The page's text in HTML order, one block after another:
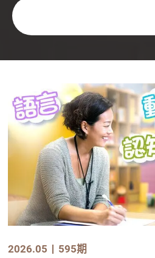
關鍵字
2026.05 595期